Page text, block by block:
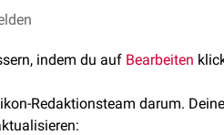
kcal)/24 Stunden.
e.V.
indem du auf Bearbeiten
Redaktionsteam darum.